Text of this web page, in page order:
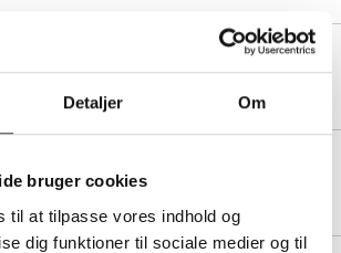
Detaljer Om
bruger cookies
til at tilpasse vores indhold og
dig funktioner til sociale medier og til
EXCENTRISK VENTILATIONS REDUKTION,
EXCENTRISK VENTILATIONS REDUKTION,